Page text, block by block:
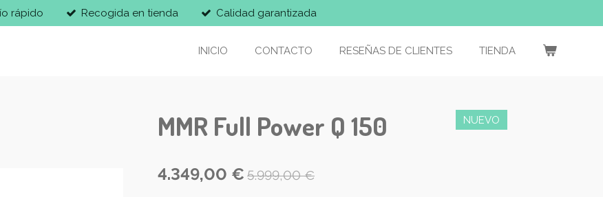
rápido Recogida en tienda Calidad garantizada
INICIO CONTACTO RESEÑAS DE CLIENTES TIENDA
MMR Full Power Q 150 NUEVO
4.349,00 € 5.999,00 €